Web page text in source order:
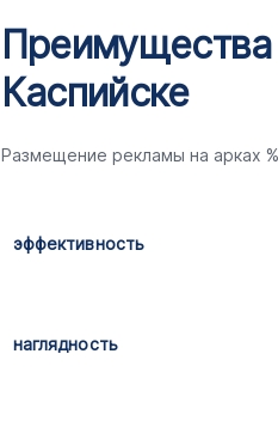
Каспийске
Размещение рекламы на арках
эффективность
наглядность